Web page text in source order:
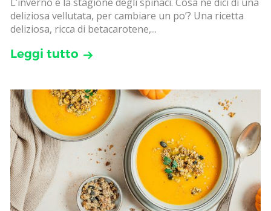
deliziosa vellutata, per cambiare un po’? Una ricetta
deliziosa, ricca di betacarotene,...
Leggi tutto